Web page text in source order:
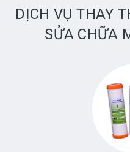
DỊCH VỤ THAY
SỬA CHỮA